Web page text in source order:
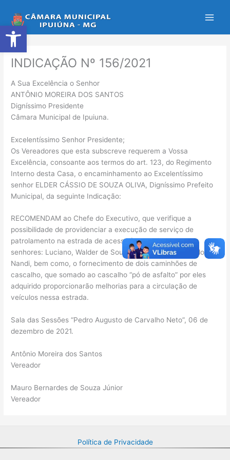
Abrir a barra de ferramentas
para
o
conteúdo
INDICAÇÃO Nº 156/2021
A Sua Excelência o Senhor
ANTÔNIO MOREIRA DOS SANTOS
Digníssimo Presidente
Câmara Municipal de Ipuiuna.
Excelentíssimo Senhor Presidente;
Os Vereadores que esta subscreve requerem a Vossa
Excelência, consoante aos termos do art. 123, do Regimento
Interno desta Casa, o encaminhamento ao Excelentíssimo
senhor ELDER CÁSSIO DE SOUZA OLIVA, Digníssimo Prefeito
Municipal, da seguinte Indicação:
RECOMENDAM ao Chefe do Executivo, que verifique a
possibilidade de providenciar a execução de serviço de
patrolamento na estrada de acesso às propriedades dos
senhores: Luciano, Walder de Souza, Zézinho e Laércio do
Nandi, bem como, o fornecimento de dois caminhões de
cascalho, que somado ao cascalho “pó de asfalto” por eles
adquirido proporcionarão melhorias para a circulação de
veículos nessa estrada.
Sala das Sessões “Pedro Augusto de Carvalho Neto”, 06 de
dezembro de 2021.
Antônio Moreira dos Santos
Vereador
Mauro Bernardes de Souza Júnior
Vereador
Política de Privacidade